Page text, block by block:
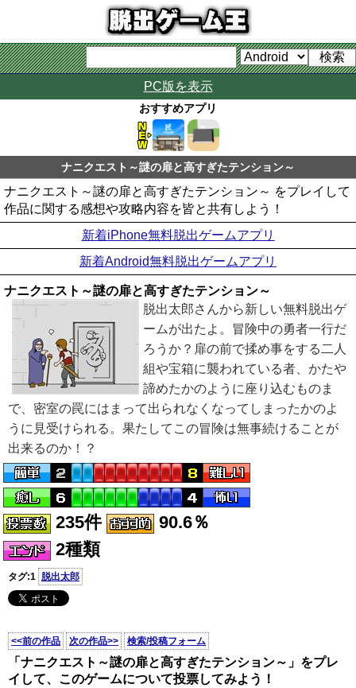
PC版を表示
おすすめアプリ
ナニクエスト～謎の扉と高すぎたテンション～
ナニクエスト～謎の扉と高すぎたテンション～ をプレイして
作品に関する感想や攻略内容を皆と共有しよう！
新着iPhone無料脱出ゲームアプリ
新着Android無料脱出ゲームアプリ
ナニクエスト～謎の扉と高すぎたテンション～
脱出太郎さんから新しい無料脱出ゲ
ームが出たよ。冒険中の勇者一行だ
ろうか？扉の前で揉め事をする二人
組や宝箱に襲われている者、かたや
諦めたかのように座り込むものま
で、密室の罠にはまって出られなくなってしまったかのよ
うに見受けられる。果たしてこの冒険は無事続けることが
出来るのか！？
235件
90.6％
2種類
タグ:1 脱出太郎
<<前の作品 次の作品>> 検索/投稿フォーム
「ナニクエスト～謎の扉と高すぎたテンション～」をプレ
イして、このゲームについて投票してみよう！